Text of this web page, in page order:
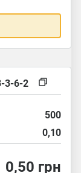
3-6-2
500
0,10
0,50 грн